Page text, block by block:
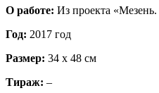
О работе: Из проекта
Год: 2017 год
Размер: 34 х 48 см
Тираж: –